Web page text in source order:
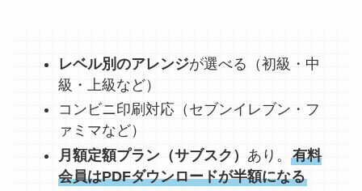
レベル別のアレンジが選べる（初級・中
級・上級など）
コンビニ印刷対応（セブンイレブン・フ
ァミマなど）
月額定額プラン（サブスク） あり。 有料
会員はPDFダウンロードが半額になる